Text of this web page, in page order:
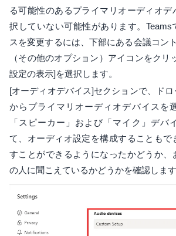
る可能性のあるプライマリオーディオデ
択していない可能性があります。Teams
スを変更するには、下部にある会議コン
（その他のオプション）アイコンをクリ
設定の表示]を選択します。
[オーディオデバイス]セクションで、ド
からプライマリオーディオデバイスを
「スピーカー」および「マイク」デバ
て、オーディオ設定を構成することもで
すことができるようになったかどうか、
の人に聞こえているかどうかを確認します